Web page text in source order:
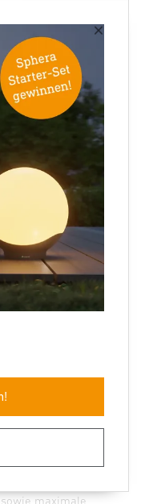
×
EO Smart Space
Software für
Räumlichkeiten
Energieeffizienz.
maximale